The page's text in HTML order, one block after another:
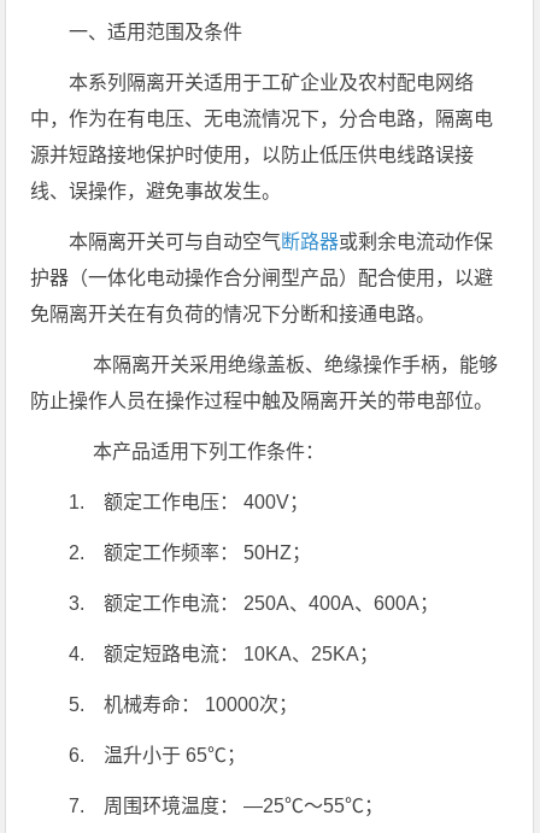
一、适用范围及条件
本系列隔离开关适用于工矿企业及农村配电网络
中，作为在有电压、无电流情况下，分合电路，隔离电
源并短路接地保护时使用，以防止低压供电线路误接
线、误操作，避免事故发生。
本隔离开关可与自动空气断路器或剩余电流动作保
护器（一体化电动操作合分闸型产品）配合使用，以避
免隔离开关在有负荷的情况下分断和接通电路。
本隔离开关采用绝缘盖板、绝缘操作手柄，能够
防止操作人员在操作过程中触及隔离开关的带电部位。
本产品适用下列工作条件：
1. 额定工作电压： 400V；
2. 额定工作频率： 50HZ；
3. 额定工作电流： 250A、400A、600A；
4. 额定短路电流： 10KA、25KA；
5. 机械寿命： 10000次；
6. 温升小于 65℃；
7. 周围环境温度： ―25℃～55℃；